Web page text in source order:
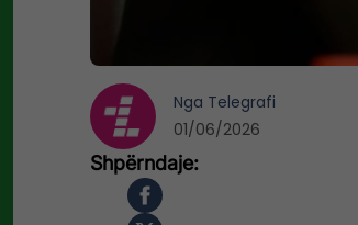
Nga Telegrafi
01/06/2026